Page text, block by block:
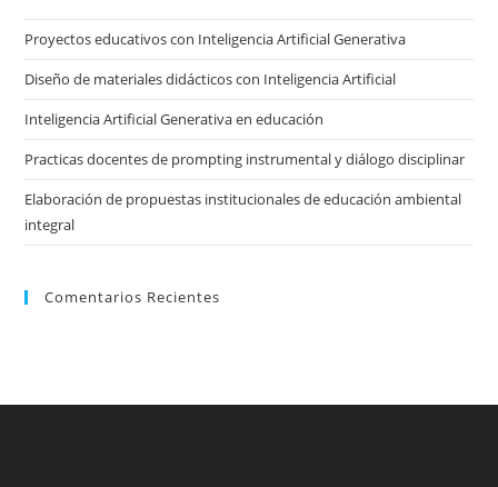
Proyectos educativos con Inteligencia Artificial Generativa
Diseño de materiales didácticos con Inteligencia Artificial
Inteligencia Artificial Generativa en educación
Practicas docentes de prompting instrumental y diálogo disciplinar
Elaboración de propuestas institucionales de educación ambiental
integral
Comentarios Recientes